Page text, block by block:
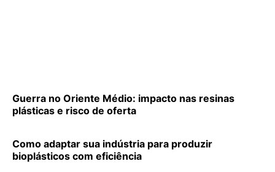
Guerra no Oriente Médio: impacto nas resinas
plásticas e risco de oferta
Como adaptar sua indústria para produzir
bioplásticos com eficiência